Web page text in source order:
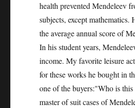
health prevented Mendeleev
subjects, except
the average annual score of
In his student years,
income. My favorite leisure
for these works he bought in
one of the buyers:"Who is
master of suit cases of